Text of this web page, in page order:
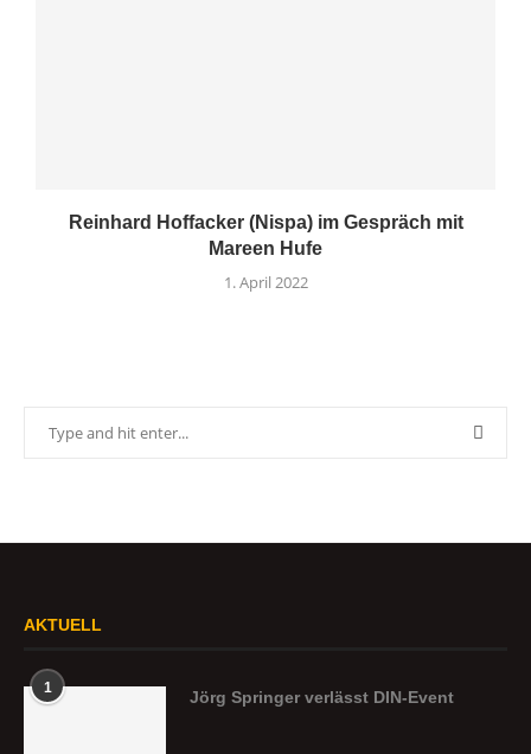
Reinhard Hoffacker (Nispa) im Gespräch mit
Mareen Hufe
1. April 2022
AKTUELL
1 Jörg Springer verlässt DIN-Event